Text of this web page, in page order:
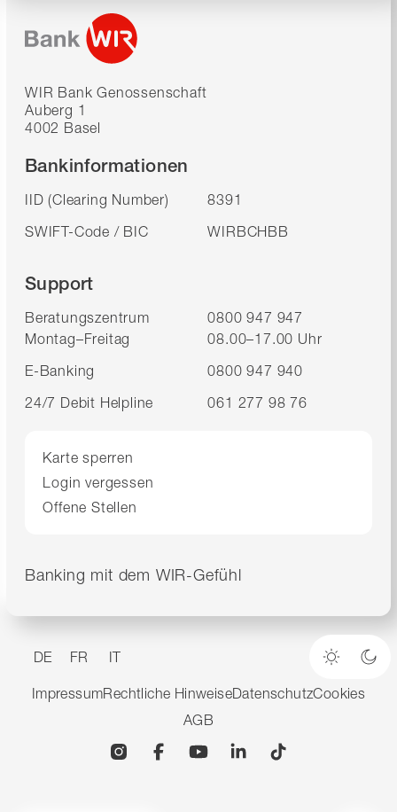
WIR Bank Genossenschaft
Auberg 1
4002 Basel
Bankinformationen
IID (Clearing Number)
8391
SWIFT-Code / BIC
WIRBCHBB
Support
Beratungszentrum
0800 947 947
Montag–Freitag
08.00–17.00 Uhr
E-Banking
0800 947 940
24/7 Debit Helpline
061 277 98 76
Karte sperren
Login vergessen
Offene Stellen
Banking mit dem WIR-Gefühl
DE FR IT
Heller
ImpressumRechtliche HinweiseDatenschutzCookies
AGB
InstagramFacebookYouTubeLinkedin